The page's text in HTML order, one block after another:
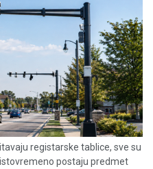
registarske tablice, sve su
postaju predmet